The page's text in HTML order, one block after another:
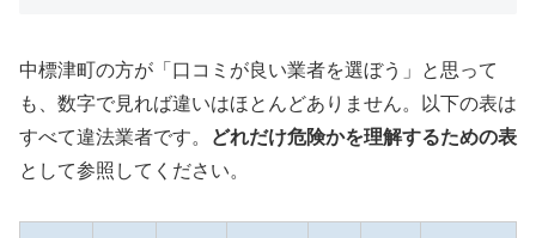
中標津町の方が「口コミが良い業者を選ぼう」と思って
も、数字で見れば違いはほとんどありません。以下の表は
すべて違法業者です。
どれだけ危険かを理解するための表
として参照してください。